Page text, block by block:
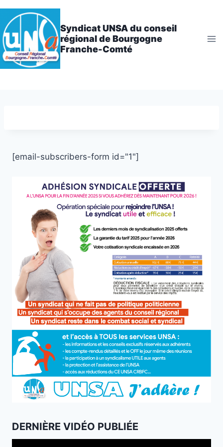
Aller
au
contenu
Syndicat UNSA du conseil
régional de Bourgogne
Franche-Comté
[email-subscribers-form id="1"]
DERNIÈRE VIDÉO PUBLIÉE